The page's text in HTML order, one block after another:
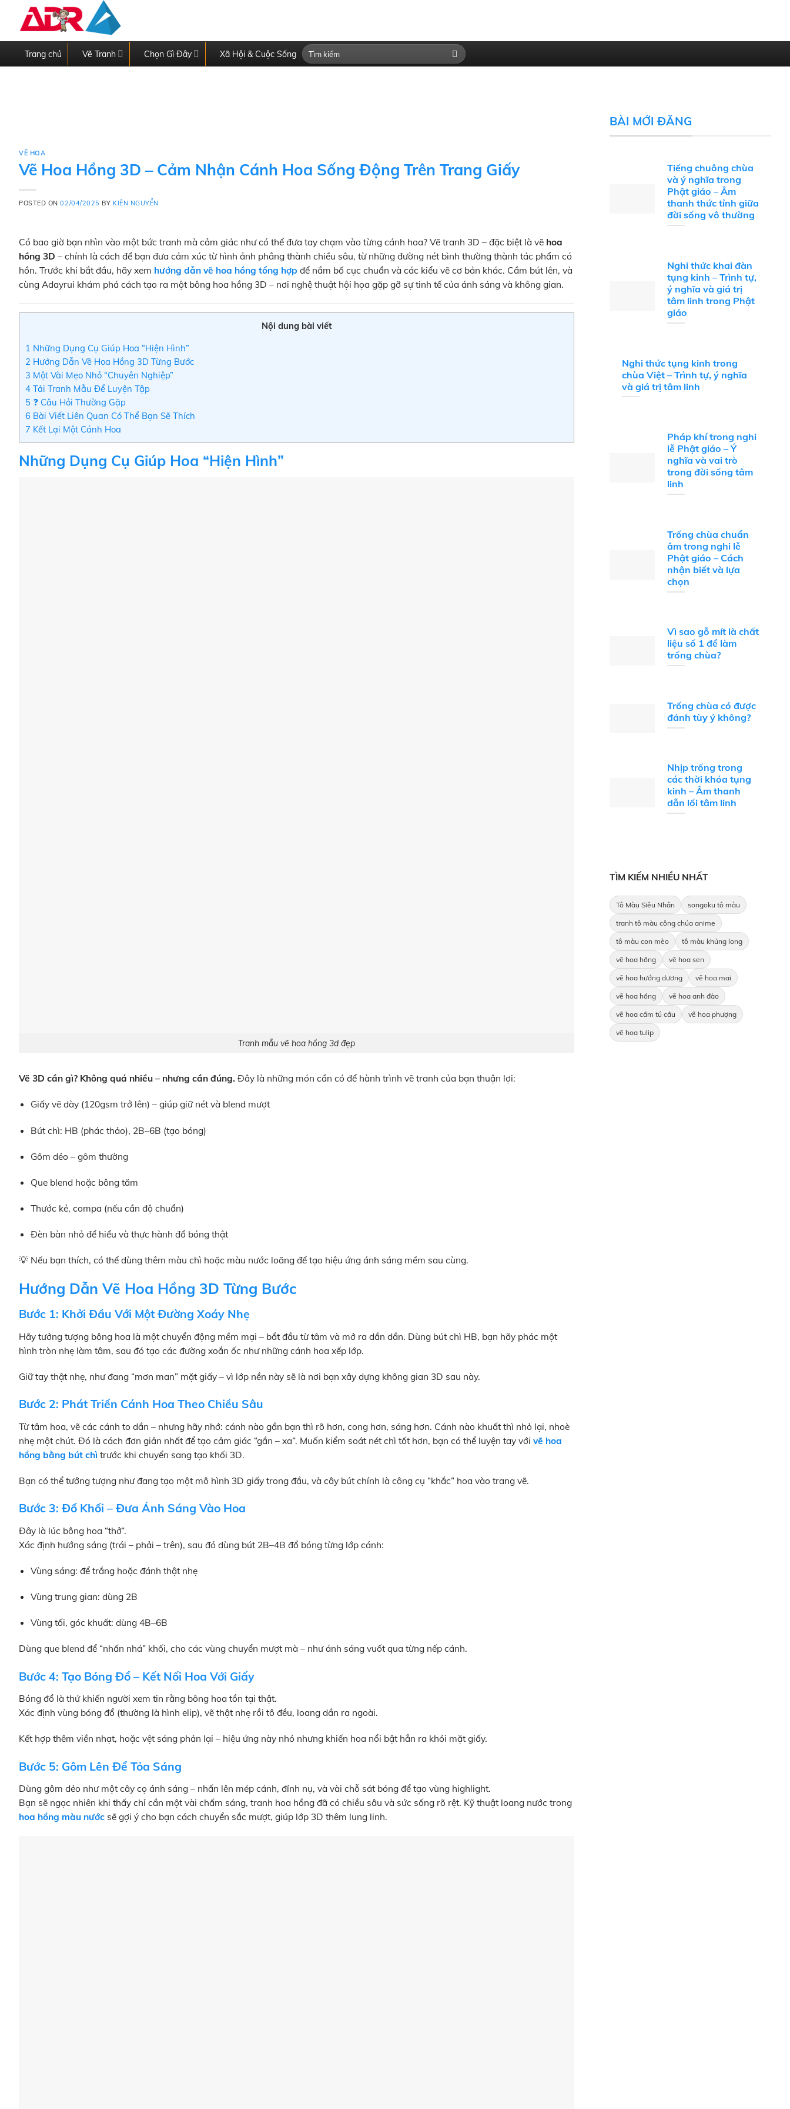
Trang chủ Vẽ Tranh Chọn Gì Đây Xã Hội & Cuộc Sống
VẼ HOA
Vẽ Hoa Hồng 3D – Cảm Nhận Cánh Hoa Sống Động Trên Trang Giấy
POSTED ON02/04/2025 BY KIÊN NGUYỄN
Có bao giờ bạn nhìn vào một bức tranh mà cảm giác như có thể đưa tay chạm vào từng cánh hoa? Vẽ tranh 3D – đặc biệt là vẽ hoa
hồng 3D – chính là cách để bạn đưa cảm xúc từ hình ảnh phẳng thành chiều sâu, từ những đường nét bình thường thành tác phẩm có
hồn. Trước khi bắt đầu, hãy xem hướng dẫn vẽ hoa hồng tổng hợp để nắm bố cục chuẩn và các kiểu vẽ cơ bản khác. Cầm bút lên, và
cùng Adayrui khám phá cách tạo ra một bông hoa hồng 3D – nơi nghệ thuật hội họa gặp gỡ sự tinh tế của ánh sáng và không gian.
Nội dung bài viết
1 Những Dụng Cụ Giúp Hoa “Hiện Hình”
2 Hướng Dẫn Vẽ Hoa Hồng 3D Từng Bước
3 Một Vài Mẹo Nhỏ “Chuyên Nghiệp”
4 Tải Tranh Mẫu Để Luyện Tập
5 ❓ Câu Hỏi Thường Gặp
6 Bài Viết Liên Quan Có Thể Bạn Sẽ Thích
7 Kết Lại Một Cánh Hoa
Những Dụng Cụ Giúp Hoa “Hiện Hình”
Tranh mẫu vẽ hoa hồng 3d đẹp
Vẽ 3D cần gì? Không quá nhiều – nhưng cần đúng. Đây là những món cần có để hành trình vẽ tranh của bạn thuận lợi:
Giấy vẽ dày (120gsm trở lên) – giúp giữ nét và blend mượt
Bút chì: HB (phác thảo), 2B–6B (tạo bóng)
Gôm dẻo – gôm thường
Que blend hoặc bông tăm
Thước kẻ, compa (nếu cần độ chuẩn)
Đèn bàn nhỏ để hiểu và thực hành đổ bóng thật
💡 Nếu bạn thích, có thể dùng thêm màu chì hoặc màu nước loãng để tạo hiệu ứng ánh sáng mềm sau cùng.
Hướng Dẫn Vẽ Hoa Hồng 3D Từng Bước
Bước 1: Khởi Đầu Với Một Đường Xoáy Nhẹ
Hãy tưởng tượng bông hoa là một chuyển động mềm mại – bắt đầu từ tâm và mở ra dần dần. Dùng bút chì HB, bạn hãy phác một
hình tròn nhẹ làm tâm, sau đó tạo các đường xoắn ốc như những cánh hoa xếp lớp.
Giữ tay thật nhẹ, như đang “mơn man” mặt giấy – vì lớp nền này sẽ là nơi bạn xây dựng không gian 3D sau này.
Bước 2: Phát Triển Cánh Hoa Theo Chiều Sâu
Từ tâm hoa, vẽ các cánh to dần – nhưng hãy nhớ: cánh nào gần bạn thì rõ hơn, cong hơn, sáng hơn. Cánh nào khuất thì nhỏ lại, nhoè
nhẹ một chút. Đó là cách đơn giản nhất để tạo cảm giác “gần – xa”. Muốn kiểm soát nét chì tốt hơn, bạn có thể luyện tay với vẽ hoa
hồng bằng bút chì trước khi chuyển sang tạo khối 3D.
Bạn có thể tưởng tượng như đang tạo một mô hình 3D giấy trong đầu, và cây bút chính là công cụ “khắc” hoa vào trang vẽ.
Bước 3: Đổ Khối – Đưa Ánh Sáng Vào Hoa
Đây là lúc bông hoa “thở”.
Xác định hướng sáng (trái – phải – trên), sau đó dùng bút 2B–4B đổ bóng từng lớp cánh:
Vùng sáng: để trắng hoặc đánh thật nhẹ
Vùng trung gian: dùng 2B
Vùng tối, góc khuất: dùng 4B–6B
Dùng que blend để “nhấn nhá” khối, cho các vùng chuyển mượt mà – như ánh sáng vuốt qua từng nếp cánh.
Bước 4: Tạo Bóng Đổ – Kết Nối Hoa Với Giấy
Bóng đổ là thứ khiến người xem tin rằng bông hoa tồn tại thật.
Xác định vùng bóng đổ (thường là hình elip), vẽ thật nhẹ rồi tô đều, loang dần ra ngoài.
Kết hợp thêm viền nhạt, hoặc vệt sáng phản lại – hiệu ứng này nhỏ nhưng khiến hoa nổi bật hẳn ra khỏi mặt giấy.
Bước 5: Gôm Lên Để Tỏa Sáng
Dùng gôm dẻo như một cây cọ ánh sáng – nhấn lên mép cánh, đỉnh nụ, và vài chỗ sát bóng để tạo vùng highlight.
Bạn sẽ ngạc nhiên khi thấy chỉ cần một vài chấm sáng, tranh hoa hồng đã có chiều sâu và sức sống rõ rệt. Kỹ thuật loang nước trong
hoa hồng màu nước sẽ gợi ý cho bạn cách chuyển sắc mượt, giúp lớp 3D thêm lung linh.
BÀI MỚI ĐĂNG
Tiếng chuông chùa
và ý nghĩa trong
Phật giáo – Âm
thanh thức tỉnh giữa
đời sống vô thường
Nghi thức khai đàn
tụng kinh – Trình tự,
ý nghĩa và giá trị
tâm linh trong Phật
giáo
Nghi thức tụng kinh trong
chùa Việt – Trình tự, ý nghĩa
và giá trị tâm linh
Pháp khí trong nghi
lễ Phật giáo – Ý
nghĩa và vai trò
trong đời sống tâm
linh
Trống chùa chuẩn
âm trong nghi lễ
Phật giáo – Cách
nhận biết và lựa
chọn
Vì sao gỗ mít là chất
liệu số 1 để làm
trống chùa?
Trống chùa có được
đánh tùy ý không?
Nhịp trống trong
các thời khóa tụng
kinh – Âm thanh
dẫn lối tâm linh
TÌM KIẾM NHIỀU NHẤT
Tô Màu Siêu Nhân songoku tô màu
tranh tô màu công chúa anime
tô màu con mèo tô màu khủng long
vẽ hoa hồng vẽ hoa sen
vẽ hoa hướng dương vẽ hoa mai
vẽ hoa hồng vẽ hoa anh đào
vẽ hoa cẩm tú cầu vẽ hoa phượng
vẽ hoa tulip